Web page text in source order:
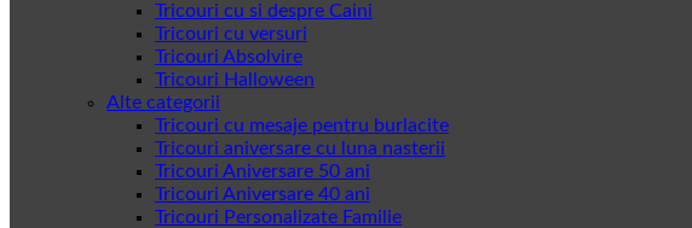
Tricouri cu si despre Caini
Tricouri cu versuri
Tricouri Absolvire
Tricouri Halloween
Alte categorii
Tricouri cu mesaje pentru burlacite
Tricouri aniversare cu luna nasterii
Tricouri Aniversare 50 ani
Tricouri Aniversare 40 ani
Tricouri Personalizate Familie